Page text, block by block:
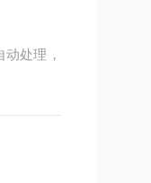
处理，